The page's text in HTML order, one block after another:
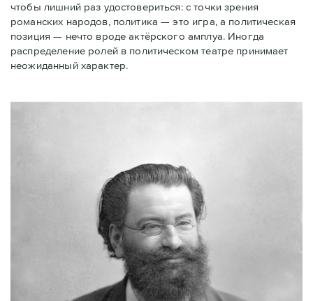
чтобы лишний раз удостовериться: с точки зрения
романских народов, политика — это игра, а политическая
позиция — нечто вроде актёрского амплуа. Иногда
распределение ролей в политическом театре принимает
неожиданный характер.